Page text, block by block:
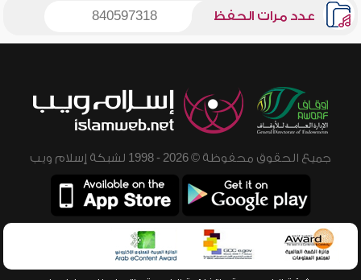
عدد مرات الحفظ 840597318
جميع الحقوق محفوظة © 2026 - 1998 لشبكة إسلام ويب